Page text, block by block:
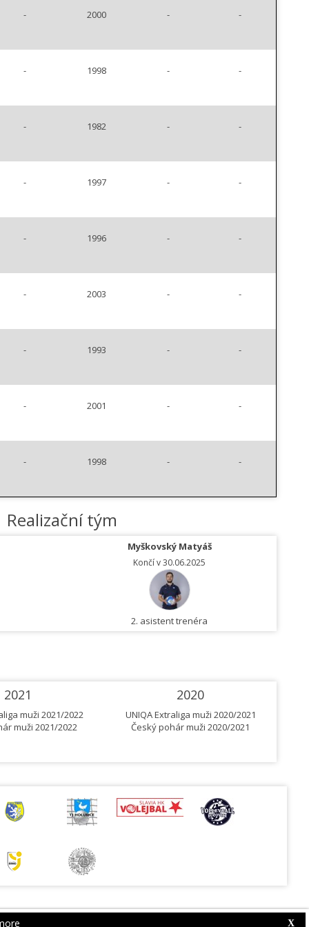
X
- 2000 - -
- 1998 - -
- 1982 - -
- 1997 - -
- 1996 - -
- 2003 - -
- 1993 - -
- 2001 - -
- 1998 - -
Realizační tým
Myškovský Matyáš
Končí v 30.06.2025
2. asistent trenéra
2021
muži 2021/2022
muži 2021/2022
2020
UNIQA Extraliga muži 2020/2021
Český pohár muži 2020/2021
Web Competition Site © 2026 by